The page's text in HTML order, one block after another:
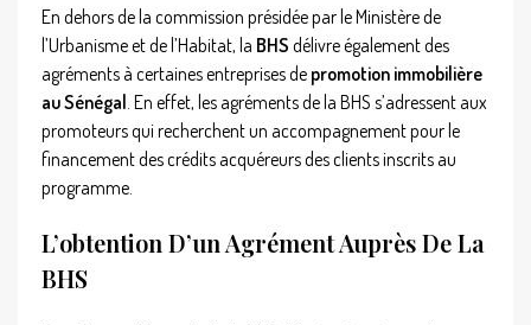
En dehors de la commission présidée par le Ministère de
l’Urbanisme et de l’Habitat, la BHS délivre également des
agréments à certaines entreprises de promotion immobilière
au Sénégal. En effet, les agréments de la BHS s’adressent aux
promoteurs qui recherchent un accompagnement pour le
financement des crédits acquéreurs des clients inscrits au
programme.
L’obtention D’un Agrément Auprès De La
BHS